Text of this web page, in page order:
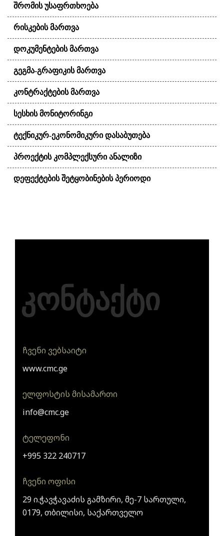
ᲨᲠᲝᲛᲘᲡ ᲣᲡᲐᲤᲠᲗᲮᲝᲔᲑᲐ
ᲠᲘᲡᲙᲔᲑᲘᲡ ᲛᲐᲠᲗᲕᲐ
ᲓᲝᲙᲣᲛᲔᲜᲢᲔᲑᲘᲡ ᲛᲐᲠᲗᲕᲐ
ᲒᲔᲒᲛᲐ-ᲒᲠᲐᲤᲘᲙᲘᲡ ᲛᲐᲠᲗᲕᲐ
ᲙᲝᲜᲢᲠᲐᲥᲢᲔᲑᲘᲡ ᲛᲐᲠᲗᲕᲐ
ᲡᲔᲡᲮᲘᲡ ᲛᲝᲜᲘᲢᲝᲠᲘᲜᲒᲘ
ᲢᲔᲥᲜᲘᲙᲣᲠ-ᲔᲙᲝᲜᲝᲛᲘᲙᲣᲠᲘ ᲓᲐᲡᲐᲑᲣᲗᲔᲑᲐ
ᲞᲠᲝᲔᲥᲢᲘᲡ ᲙᲝᲛᲞᲚᲔᲥᲡᲣᲠᲘ ᲐᲜᲐᲚᲘᲖᲘ
ᲓᲔᲤᲔᲥᲢᲔᲑᲘᲡ ᲨᲔᲢᲧᲝᲑᲘᲜᲔᲑᲘᲡ ᲞᲔᲠᲘᲝᲓᲘ
კონტაქტი
ჩვენი ვებსაიტი
www.cmc.ge
ელფოსტის მისამართი
info@cmc.ge
ტელეფონი
+995 322 240717
ჩვენი ოფისი
29 ი.ჭავჭავაძის გამზირი, მე-7 სართული,
0179, თბილისი, საქართველო